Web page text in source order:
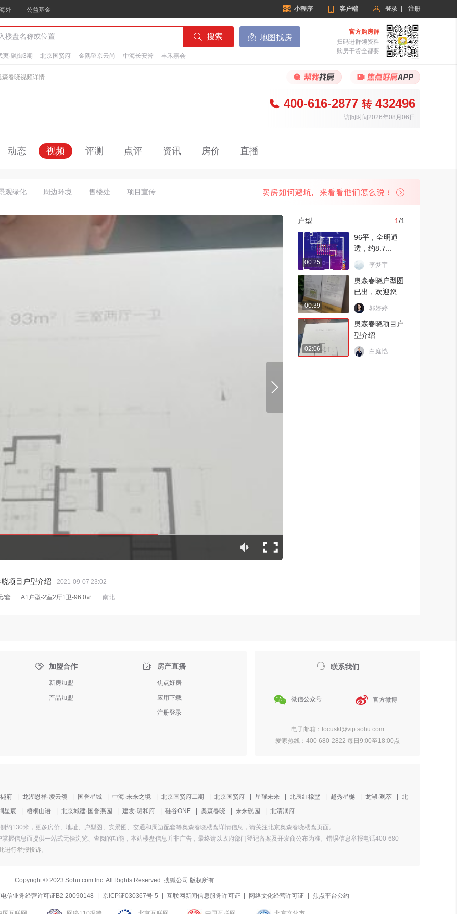
外 公益基金  小程序  客户端  登录 注册
 搜索  地图找房
夷·融御3期 北京国贤府 金隅望京云尚 中海长安誉 丰禾嘉会
官方购房群
扫码进群领资料
购房干货全都要
森春晓视频详情
 400-616-2877 转432496
访问时间2026年08月06日
动态 视频 评测 点评 资讯 房价 直播
观绿化 周边环境 售楼处 项目宣传
项目户型介绍 2021-09-07 23:02
/套 A1户型-2室2厅1卫-96.0㎡ 南北

1/1
户型
00:25
96平，全明通
透，约8.7...
李梦宇
00:39
奥森春晓户型图
已出，欢迎您...
郭婷婷
02:06
奥森春晓项目户
型介绍
白庭恺
 加盟合作
新房加盟
产品加盟
 房产直播
焦点好房
应用下载
注册登录
 联系我们
 微信公众号  官方微博
电子邮箱：focuskf@vip.sohu.com
爱家热线：400-680-2822 每日9:00至18:00点
府 龙湖恩祥·凌云颂 国誉星城 中海·未来之境 北京国贤府二期 北京国贤府 星耀未来 北辰红橡墅 越秀星樾 龙湖·观萃
北
星宸
梧桐山语 北京城建·国誉燕园 建发·珺和府 硅谷ONE 奥森春晓 未来砚园 北清润府
130米，更多房价、地址、户型图、实景图、交通和周边配套等奥森春晓楼盘详情信息，请关注北京奥森春晓楼盘页面。
握信息而提供一站式无偿浏览、查阅的功能，本站楼盘信息并非广告，最终请以政府部门登记备案及开发商公布为准。错误信息举报电话400-680-
进行举报投诉。
Copyright©2023 Sohu.com Inc. All Rights Reserved. 搜狐公司 版权所有
信业务经营许可证B2-20090148 京ICP证030367号-5 互联网新闻信息服务许可证 网络文化经营许可证 焦点平台公约